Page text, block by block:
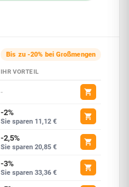
Bis zu -20% bei Großmengen
IHR VORTEIL
-
-2%
Sie sparen 11,12 €
-2,5%
Sie sparen 20,85 €
-3%
Sie sparen 33,36 €